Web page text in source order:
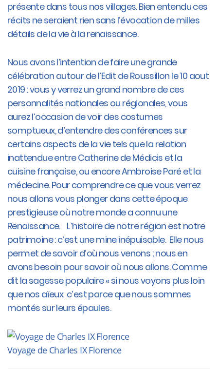
présente dans tous nos villages. Bien entendu ces
récits ne seraient rien sans l’évocation de milles
détails de la vie à la renaissance.
Nous avons l’intention de faire une grande
célébration autour de l’Edit de Roussillon le 10 aout
2019 : vous y verrez un grand nombre de ces
personnalités nationales ou régionales, vous
aurez l’occasion de voir des costumes
somptueux, d’entendre des conférences sur
certains aspects de la vie tels que la relation
inattendue entre Catherine de Médicis et la
cuisine française, ou encore Ambroise Paré et la
médecine. Pour comprendre ce que vous verrez
nous allons vous plonger dans cette époque
prestigieuse où notre monde a connu une
Renaissance. L’histoire de notre région est notre
patrimoine : c’est une mine inépuisable. Elle nous
permet de savoir d’où nous venons ; nous en
avons besoin pour savoir où nous allons. Comme
dit la sagesse populaire « si nous voyons plus loin
que nos aïeux c’est parce que nous sommes
montés sur leurs épaules.
Voyage de Charles IX Florence